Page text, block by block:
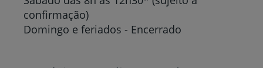
confirmação)
Domingo e feriados - Encerrado